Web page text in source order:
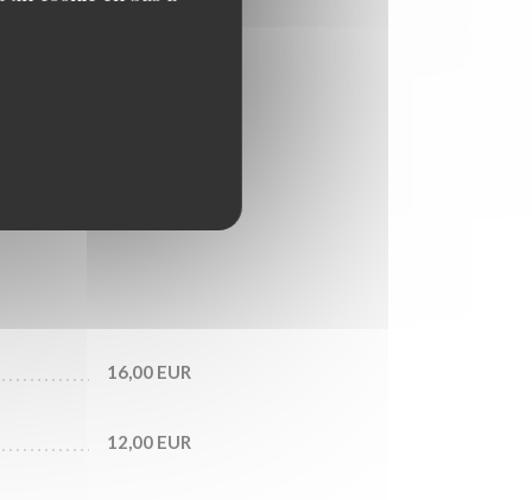
16,00 EUR
12,00 EUR